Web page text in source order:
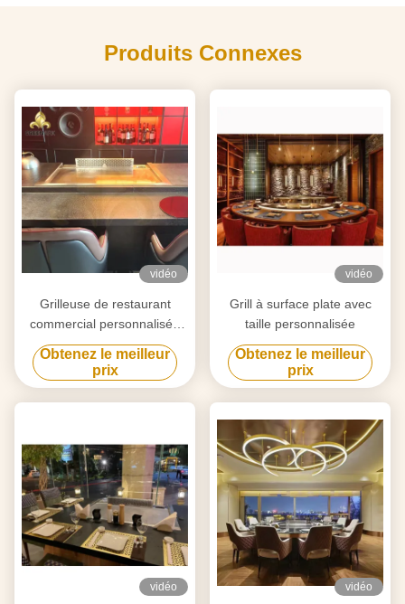
Produits Connexes
vidéo
Grilleuse de restaurant
commercial personnalisée
pour le barbecue et la
cuisson en intérieur
Obtenez le meilleur
prix
vidéo
Grill à surface plate avec
taille personnalisée
Obtenez le meilleur
prix
vidéo vidéo